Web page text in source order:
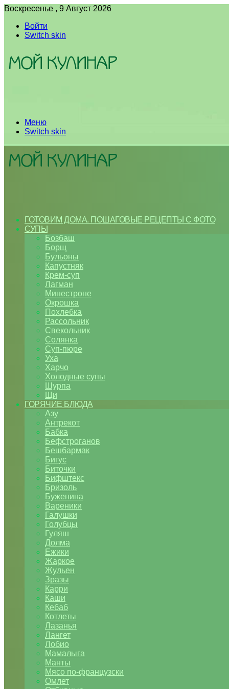
Воскресенье , 9 Август 2026
Войти
Switch skin
Меню
Switch skin
ГОТОВИМ ДОМА. ПОШАГОВЫЕ РЕЦЕПТЫ С ФОТО
СУПЫ
Бозбаш
Борщ
Бульоны
Капустняк
Крем-суп
Лагман
Минестроне
Окрошка
Похлебка
Рассольник
Свекольник
Солянка
Суп-пюре
Уха
Харчо
Холодные супы
Шурпа
Щи
ГОРЯЧИЕ БЛЮДА
Азу
Антрекот
Бабка
Бефстроганов
Бешбармак
Бигус
Биточки
Бифштекс
Бризоль
Буженина
Вареники
Галушки
Голубцы
Гуляш
Долма
Ежики
Жаркое
Жульен
Зразы
Карри
Каши
Кебаб
Котлеты
Лазанья
Лангет
Лобио
Мамалыга
Манты
Мясо по-французски
Омлет